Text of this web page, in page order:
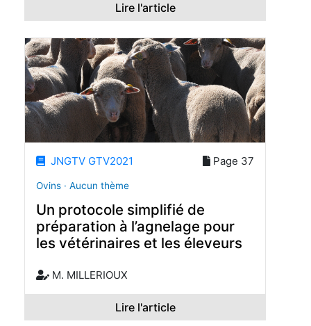
Lire l'article
JNGTV GTV2021 Page 37
Ovins · Aucun thème
Un protocole simplifié de
préparation à l’agnelage pour
les vétérinaires et les éleveurs
M. MILLERIOUX
Lire l'article